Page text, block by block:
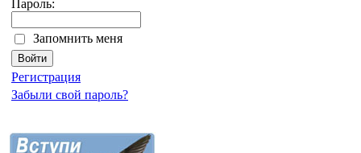
Пароль:
Запомнить меня
Регистрация
Забыли свой пароль?